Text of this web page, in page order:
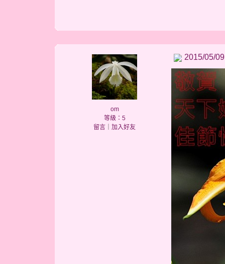
om
等級：5
留言
加入好友
2015/05/